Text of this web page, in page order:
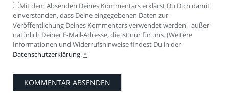
Mit dem Absenden Deines Kommentars erklärst Du Dich damit
einverstanden, dass Deine eingegebenen Daten zur
Veröffentlichung Deines Kommentars verwendet werden - außer
natürlich Deiner E-Mail-Adresse, die ist nur für uns. (Weitere
Informationen und Widerrufshinweise findest Du in der
Datenschutzerklärung.*